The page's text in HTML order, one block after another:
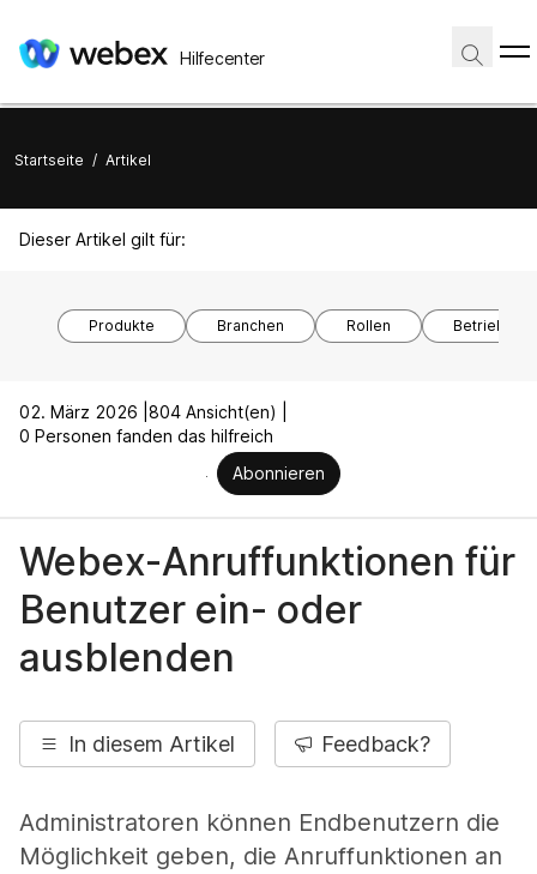
Hilfecenter
Startseite / Artikel
Dieser Artikel gilt für:
Produkte Branchen Rollen
02. März 2026 | 804 Ansicht(en) |
0 Personen fanden das hilfreich
Abonnieren
Webex-Anruffunktionen für
Benutzer ein- oder
ausblenden
In diesem Artikel Feedback?
Administratoren können Endbenutzern die
Möglichkeit geben, die Anruffunktionen an